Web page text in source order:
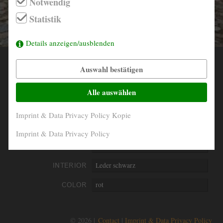
YEAR 1963
31.921 miles abgelesen
INTERIOR Leder schwarz
COLOR rot
© 2026 | Contact Imprint & Data Privacy Policy
Statistik
Details anzeigen/ausblenden
Auswahl bestätigen
Alle auswählen
Imprint & Data Privacy Policy Kopie
Imprint & Data Privacy Policy